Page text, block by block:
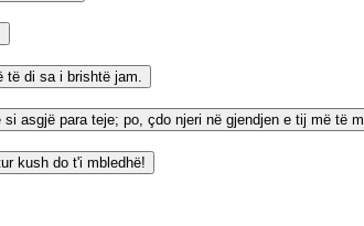
di sa i brishtë jam.
asgjë para teje; po, çdo njeri në gjendjen e tij më të
kush do t'i mbledhë!